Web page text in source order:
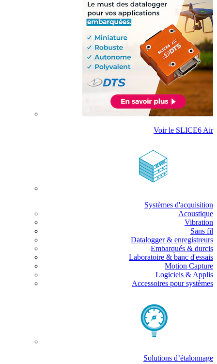
Voir le SLICE6 Air
Systèmes d'acquisition
Acoustique
Vibration
Sans fil
Datalogger & enregistreurs
Embarqués & durcis
Laboratoire & banc d'essais
Motion Capture
Logiciels & Applis
Accessoires pour systèmes
Solutions d’étalonnage